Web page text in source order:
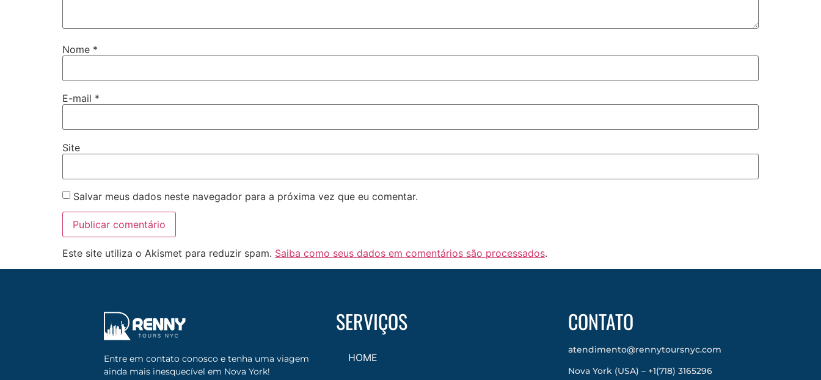
Nome *
E-mail *
Site
Salvar meus dados neste navegador para a próxima vez que eu comentar.
Este site utiliza o Akismet para reduzir spam. Saiba como seus dados em comentários são processados.
Entre em contato conosco e tenha uma viagem
ainda mais inesquecível em Nova York!
SERVIÇOS
HOME
CONTATO
atendimento@rennytoursnyc.com
Nova York (USA) – +1(718) 3165296